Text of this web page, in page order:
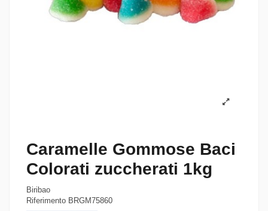
Caramelle Gommose Baci
Colorati zuccherati 1kg
Biribao
Riferimento BRGM75860